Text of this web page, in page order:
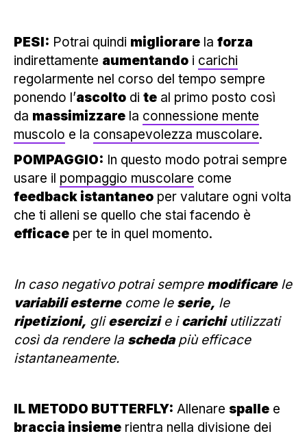
PESI: Potrai quindi migliorare la forza
indirettamente aumentando i carichi
regolarmente nel corso del tempo sempre
ponendo l’ascolto di te al primo posto così
da massimizzare la connessione mente
muscolo e la consapevolezza muscolare.
POMPAGGIO: In questo modo potrai sempre
usare il pompaggio muscolare come
feedback istantaneo per valutare ogni volta
che ti alleni se quello che stai facendo è
efficace per te in quel momento.
In caso negativo potrai sempre modificarele
variabili esternecome le serie, le
ripetizioni, gliesercizie icarichiutilizzati
così da rendere la schedapiù efficace
istantaneamente.
IL METODO BUTTERFLY: Allenare spalle e
braccia insieme rientra nella divisione dei